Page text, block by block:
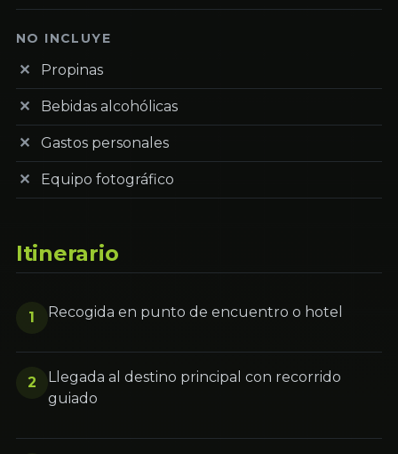
NO INCLUYE
Propinas
Bebidas alcohólicas
Gastos personales
Equipo fotográfico
Itinerario
1 Recogida en punto de encuentro o hotel
2
Llegada al destino principal con recorrido
guiado